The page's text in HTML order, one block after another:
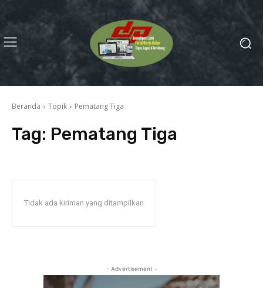
Beranda Topik Pematang Tiga
Tag: Pematang Tiga
Tidak ada kiriman yang ditampilkan
- Advertisement -